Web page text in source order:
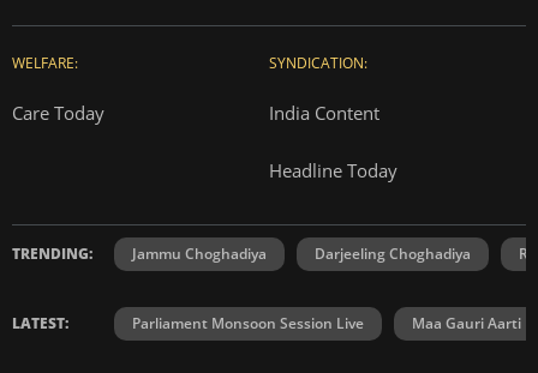
WELFARE:
Care Today
SYNDICATION:
India Content
Headline Today
TRENDING: Jammu Choghadiya Darjeeling Choghadiya
LATEST: Parliament Monsoon Session Live Maa Gauri Aarti